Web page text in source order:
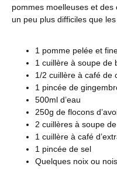
pommes moelleuses et des
un peu plus difficiles que les
1 pomme pelée et
1 cuillère à soupe de
1/2 cuillère à café de
1 pincée de
500ml d’eau
250g de flocons
2 cuillères à soupe
1 cuillère à café
1 pincée de sel
Quelques noix ou